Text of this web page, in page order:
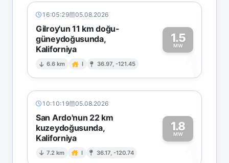
16:05:29 05.08.2026
Gilroy'un 11 km doğu-
güneydoğusunda,
Kaliforniya
6.6 km I 36.97, -121.45
1.5
MW
1
10:10:19 05.08.2026
San Ardo'nun 22 km
kuzeydoğusunda,
Kaliforniya
7.2 km I 36.17, -120.74
1.8
MW